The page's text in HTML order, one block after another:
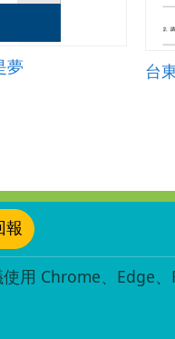
夢
報
用 Chrome、Edge